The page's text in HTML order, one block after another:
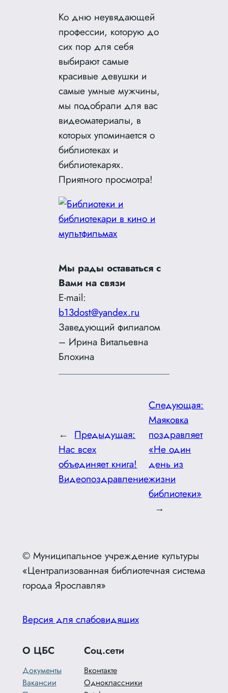
Ко дню неувядающей
профессии, которую до
сих пор для себя
выбирают самые
красивые девушки и
самые умные мужчины,
мы подобрали для вас
видеоматериалы, в
которых упоминается о
библиотеках и
библиотекарях.
Приятного просмотра!
Мы рады оставаться с
Вами на связи
E-mail:
b13dost@yandex.ru
Заведующий филиалом
– Ирина Витальевна
Блохина
← Предыдущая:
Нас всех
объединяет книга!
Видеопоздравление
Следующая:
Маяковка
поздравляет
«Не один
день из
жизни
библиотеки»
→
© Муниципальное учреждение культуры
«Централизованная библиотечная система
города Ярославля»
Версия для слабовидящих
О ЦБС
Документы
Вакансии
Соц.сети
Вконтакте
Одноклассники